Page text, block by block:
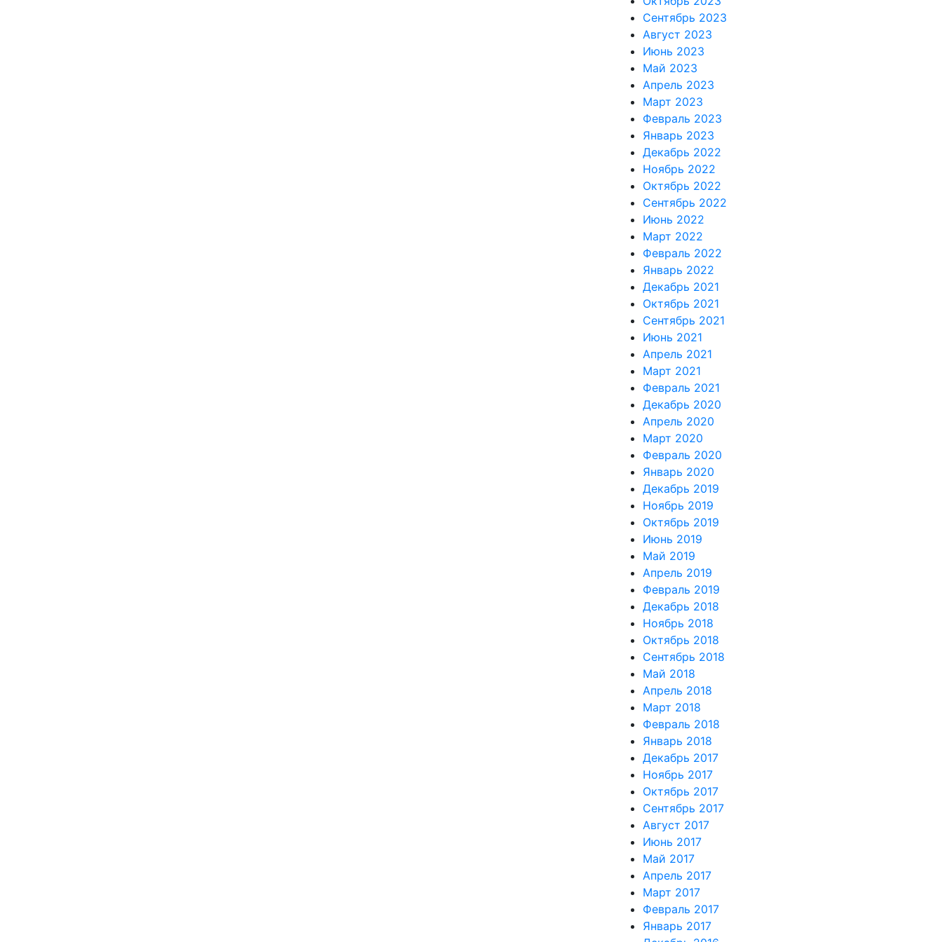
Сентябрь 2023
Август 2023
Июнь 2023
Май 2023
Апрель 2023
Март 2023
Февраль 2023
Январь 2023
Декабрь 2022
Ноябрь 2022
Октябрь 2022
Сентябрь 2022
Июнь 2022
Март 2022
Февраль 2022
Январь 2022
Декабрь 2021
Октябрь 2021
Сентябрь 2021
Июнь 2021
Апрель 2021
Март 2021
Февраль 2021
Декабрь 2020
Апрель 2020
Март 2020
Февраль 2020
Январь 2020
Декабрь 2019
Ноябрь 2019
Октябрь 2019
Июнь 2019
Май 2019
Апрель 2019
Февраль 2019
Декабрь 2018
Ноябрь 2018
Октябрь 2018
Сентябрь 2018
Май 2018
Апрель 2018
Март 2018
Февраль 2018
Январь 2018
Декабрь 2017
Ноябрь 2017
Октябрь 2017
Сентябрь 2017
Август 2017
Июнь 2017
Май 2017
Апрель 2017
Март 2017
Февраль 2017
Январь 2017